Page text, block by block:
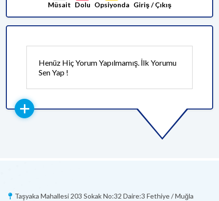
Müsait Dolu Opsiyonda Giriş / Çıkış
Henüz Hiç Yorum Yapılmamış. İlk Yorumu
Sen Yap !
Taşyaka Mahallesi 203 Sokak No:32 Daire:3 Fethiye / Muğla